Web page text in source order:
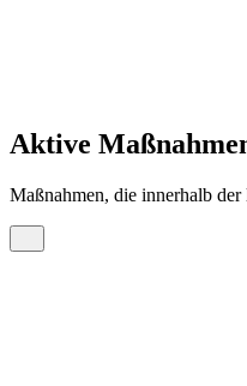
Aktive
Maßnahmen, die innerhalb